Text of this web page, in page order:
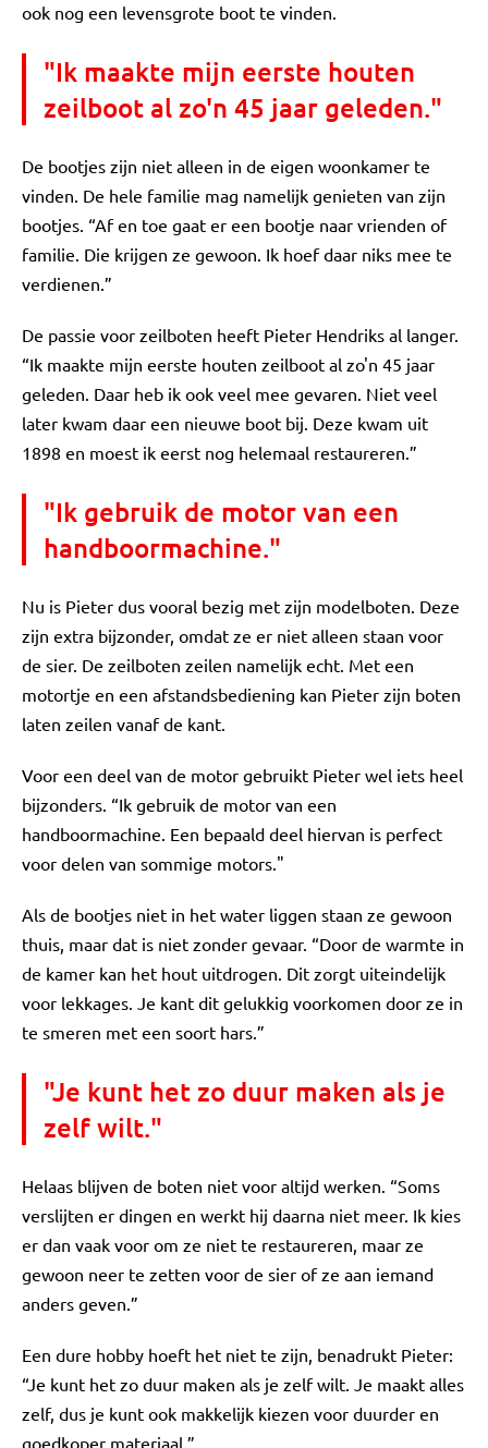
ook nog een levensgrote boot te vinden.
"Ik maakte mijn eerste houten
zeilboot al zo'n 45 jaar geleden."
De bootjes zijn niet alleen in de eigen woonkamer te
vinden. De hele familie mag namelijk genieten van zijn
bootjes. “Af en toe gaat er een bootje naar vrienden of
familie. Die krijgen ze gewoon. Ik hoef daar niks mee te
verdienen.”
De passie voor zeilboten heeft Pieter Hendriks al langer.
“Ik maakte mijn eerste houten zeilboot al zo'n 45 jaar
geleden. Daar heb ik ook veel mee gevaren. Niet veel
later kwam daar een nieuwe boot bij. Deze kwam uit
1898 en moest ik eerst nog helemaal restaureren.”
"Ik gebruik de motor van een
handboormachine."
Nu is Pieter dus vooral bezig met zijn modelboten. Deze
zijn extra bijzonder, omdat ze er niet alleen staan voor
de sier. De zeilboten zeilen namelijk echt. Met een
motortje en een afstandsbediening kan Pieter zijn boten
laten zeilen vanaf de kant.
Voor een deel van de motor gebruikt Pieter wel iets heel
bijzonders. “Ik gebruik de motor van een
handboormachine. Een bepaald deel hiervan is perfect
voor delen van sommige motors."
Als de bootjes niet in het water liggen staan ze gewoon
thuis, maar dat is niet zonder gevaar. “Door de warmte in
de kamer kan het hout uitdrogen. Dit zorgt uiteindelijk
voor lekkages. Je kant dit gelukkig voorkomen door ze in
te smeren met een soort hars.”
"Je kunt het zo duur maken als je
zelf wilt."
Helaas blijven de boten niet voor altijd werken. “Soms
verslijten er dingen en werkt hij daarna niet meer. Ik kies
er dan vaak voor om ze niet te restaureren, maar ze
gewoon neer te zetten voor de sier of ze aan iemand
anders geven.”
Een dure hobby hoeft het niet te zijn, benadrukt Pieter:
“Je kunt het zo duur maken als je zelf wilt. Je maakt alles
zelf, dus je kunt ook makkelijk kiezen voor duurder en
goedkoper materiaal.”